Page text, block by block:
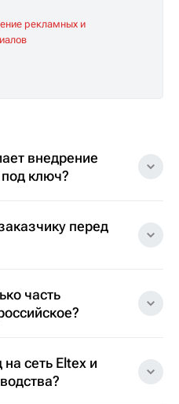
рекламных и
внедрение
ключ?
перед
часть
сеть Eltex и